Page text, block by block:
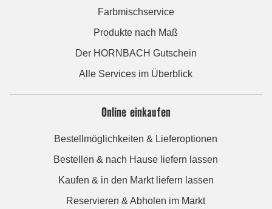
Farbmischservice
Produkte nach Maß
Der HORNBACH Gutschein
Alle Services im Überblick
Online einkaufen
Bestellmöglichkeiten & Lieferoptionen
Bestellen & nach Hause liefern lassen
Kaufen & in den Markt liefern lassen
Reservieren & Abholen im Markt